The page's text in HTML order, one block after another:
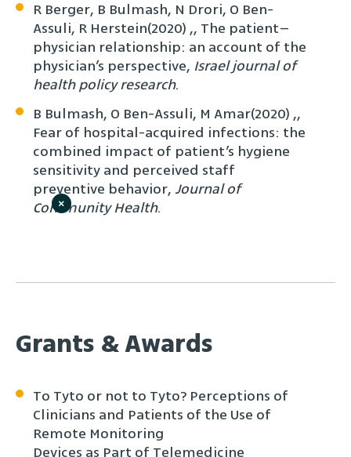
R Berger, B Bulmash, N Drori, O Ben-
Assuli, R Herstein‏, (2020), The patient–
physician relationship: an account of the
physician’s perspective‏, Israel journal of
health policy research.
B Bulmash, O Ben-Assuli, M Amar‏, (2020),
Fear of hospital-acquired infections: the
combined impact of patient’s hygiene
sensitivity and perceived staff
preventive behavior‏,Journal of
Community Health.
Grants & Awards
To Tyto or not to Tyto? Perceptions of
Clinicians and Patients of the Use of
Remote Monitoring
Devices as Part of Telemedicine
×